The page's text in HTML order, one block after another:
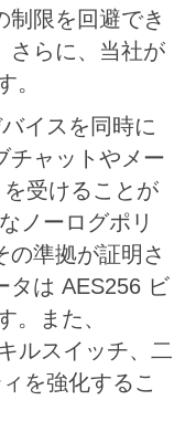
制限を回避でき
さらに、当社が
。
イスを同時に
チャットやメー
受けることが
ノーログポリ
の準拠が証明さ
タは AES256 ビ
。また、
ルスイッチ、二
を強化するこ